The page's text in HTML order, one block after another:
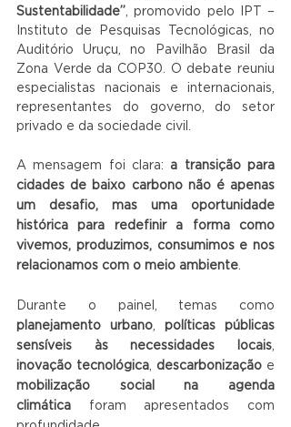
Sustentabilidade”, promovido pelo IPT –
Instituto de Pesquisas Tecnológicas, no
Auditório Uruçu, no Pavilhão Brasil da
Zona Verde da COP30. O debate reuniu
especialistas nacionais e internacionais,
representantes do governo, do setor
privado e da sociedade civil.
A mensagem foi clara: a transição para
cidades de baixo carbono não é apenas
um desafio, mas uma oportunidade
histórica para redefinir a forma como
vivemos, produzimos, consumimos e nos
relacionamos com o meio ambiente.
planejamento urbano, políticas públicas
sensíveis às necessidades locais
inovação tecnológica, descarbonização
mobilização social na agenda
climática foram apresentados com